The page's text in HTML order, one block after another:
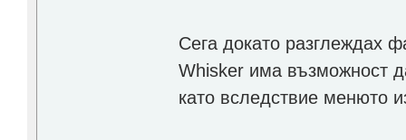
Сега докато разглеждах
Whisker има възможност
като вследствие менюто